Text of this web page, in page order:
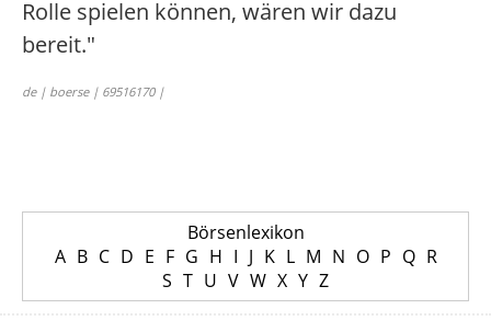
Rolle spielen können, wären wir dazu
bereit."
de | boerse | 69516170 |
Börsenlexikon
A B C D E F G H I J K L M N O P Q R
S T U V W X Y Z